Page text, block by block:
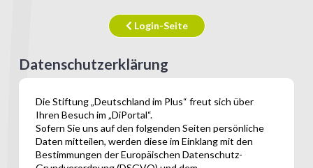
Login-Seite
Datenschutzerklärung
Die Stiftung „Deutschland im Plus“ freut sich über
Ihren Besuch im „DiPortal“.
Sofern Sie uns auf den folgenden Seiten persönliche
Daten mitteilen, werden diese im Einklang mit den
Bestimmungen der Europäischen Datenschutz-